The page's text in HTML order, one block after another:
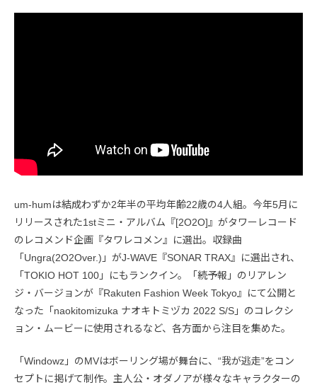
um-humは結成わずか2年半の平均年齢22歳の4人組。今年5月に
リリースされた1stミニ・アルバム『[2O2O]』がタワーレコード
のレコメンド企画『タワレコメン』に選出。収録曲
「Ungra(2O2Over.)」がJ-WAVE『SONAR TRAX』に選出され、
「TOKIO HOT 100」にもランクイン。「続予報」のリアレン
ジ・バージョンが『Rakuten Fashion Week Tokyo』にて公開と
なった「naokitomizuka ナオキトミヅカ 2022 S/S」のコレクシ
ョン・ムービーに使用されるなど、各方面から注目を集めた。
「Windowz」のMVはボーリング場が舞台に、“我が逃走”をコン
セプトに掲げて制作。主人公・オダノアが様々なキャラクターの